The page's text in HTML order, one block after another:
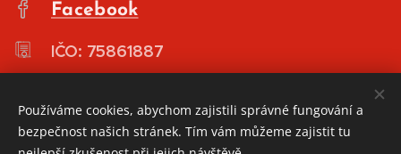
Facebook
IČO: 75861887
Používáme cookies, abychom zajistili správné fungování a
bezpečnost našich stránek. Tím vám můžeme zajistit tu